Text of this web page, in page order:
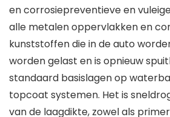
en corrosiepreventieve en
alle metalen oppervlakken en
kunststoffen die in de auto
worden gelast en is opnieuw
standaard basislagen op
topcoat systemen. Het is
van de laagdikte, zowel als